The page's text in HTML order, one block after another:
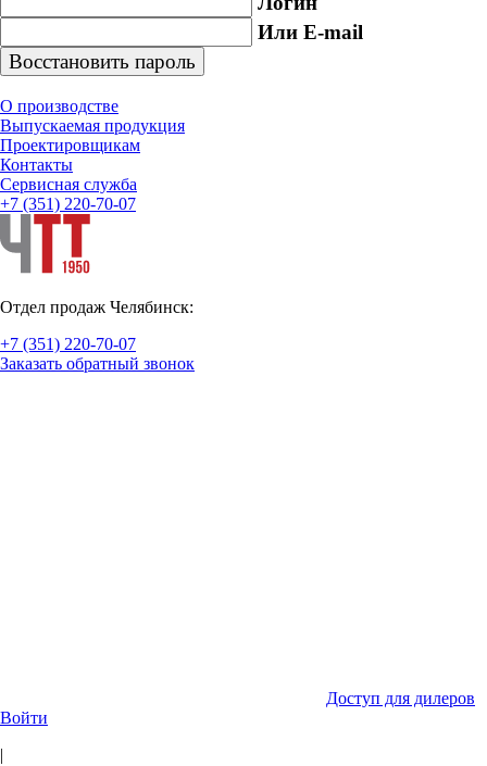
Или E-mail
О производстве
Выпускаемая продукция
Проектировщикам
Контакты
Cервисная служба
+7 (351) 220-70-07
Отдел продаж Челябинск:
+7 (351) 220-70-07
Заказать обратный звонок
Доступ для дилеров
Войти
|